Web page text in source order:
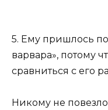
5. Ему пришлось
варвара», потому
сравниться с его
Никому не